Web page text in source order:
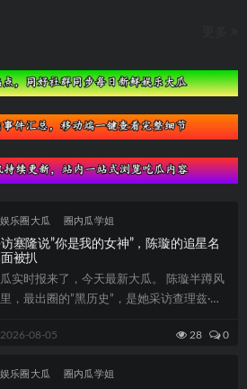
娱乐圈大瓜 圈内瓜学姐
塞隆说”你是我的女神”，陈璇的追星名
被扒
实时报来了，今天最新大瓜。 陈璇半蹲风
，最出圈的”黑历史”，是她采访查理兹·塞
08-05 28 0
娱乐圈大瓜 圈内瓜学姐